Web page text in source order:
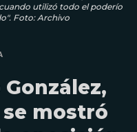
utilizó todo el poderío
Foto: Archivo
mostró